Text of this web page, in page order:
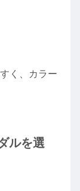
く、カラー
ルを選